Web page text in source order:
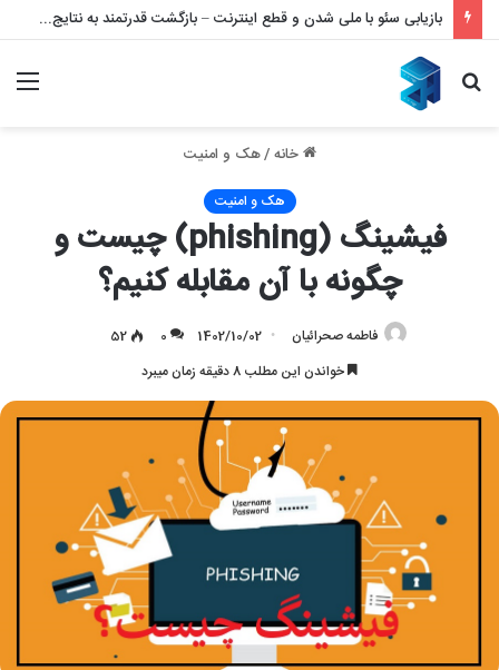
بازیابی سئو با ملی شدن و قطع اینترنت – بازگشت قدرتمند به نتایج گوگل
جستجو
خانه/هک و امنیت
هک و امنیت
فیشینگ (phishing) چیست و
چگونه با آن مقابله کنیم؟
فاطمه صحرائیان 1402/10/02
0
52
خواندن این مطلب 8 دقیقه زمان میبرد